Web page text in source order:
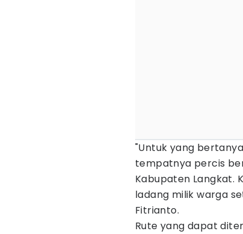
"Untuk yang
tempatnya percis
Kabupaten Langkat.
ladang milik warga
Fitrianto.
Rute yang dapat